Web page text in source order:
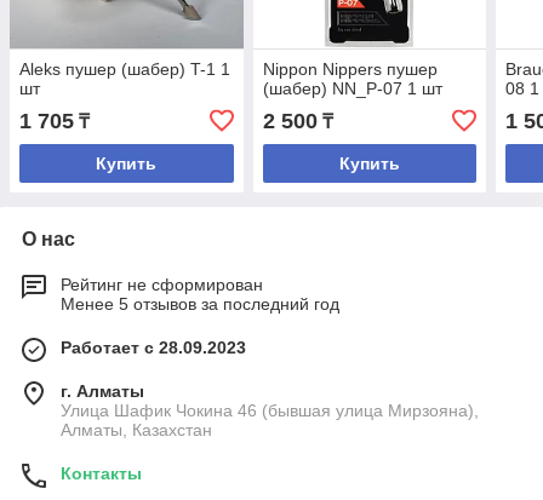
Aleks пушер (шабер) T-1 1
шт
1 705 ₸
Купить
Nippon Nippers пушер
(шабер) NN_P-07 1 шт
2 500₸
Купить
08
1
О нас
Рейтинг не сформирован
Менее 5 отзывов за последний год
Работает с 28.09.2023
г. Алматы
Улица Шафик Чокина 46 (бывшая улица Мирзояна),
Алматы, Казахстан
Контакты